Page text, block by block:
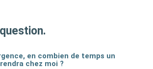
en combien de temps un
chez moi ?